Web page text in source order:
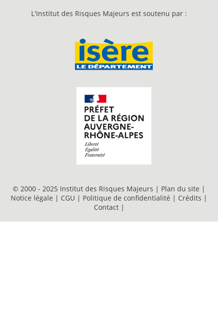
L'Institut des Risques Majeurs est soutenu par :
© 2000 - 2025 Institut des Risques Majeurs | Plan du site |
Notice légale | CGU | Politique de confidentialité | Crédits |
Contact |